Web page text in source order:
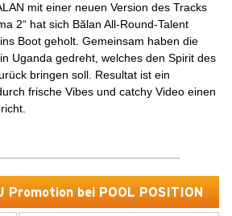
Promotion bei POOL POSITION
mit einer neuen Version des Tracks
2“ hat sich Bălan All-Round-Talent
Boot geholt. Gemeinsam haben die
Uganda gedreht, welches den Spirit des
bringen soll. Resultat ist ein
frische Vibes und catchy Video einen